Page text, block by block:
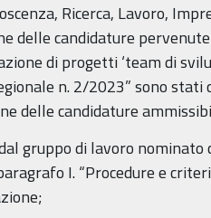
Ricerca, Lavoro,
delle candidature
di progetti ‘team di
n. 2/2023” sono
delle candidature
gruppo di lavoro
I. “Procedure e